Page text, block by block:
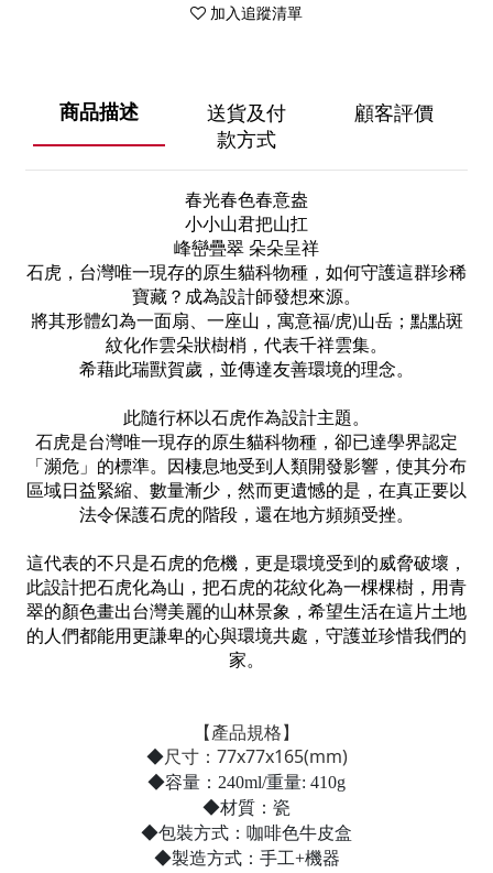
加入追蹤清單
商品描述
送貨及付
款方式
顧客評價
春光春色春意盎
小小山君把山扛
峰巒疊翠 朵朵呈祥
石虎，台灣唯一現存的原生貓科物種，如何守護這群珍稀
寶藏？成為設計師發想來源。
將其形體幻為一面扇、一座山，寓意福/虎)山岳；點點斑
紋化作雲朵狀樹梢，代表千祥雲集。
希藉此瑞獸賀歲，並傳達友善環境的理念。
此隨行杯以石虎作為設計主題。
石虎是台灣唯一現存的原生貓科物種，卻已達學界認定
「瀕危」的標準。因棲息地受到人類開發影響，使其分布
區域日益緊縮、數量漸少，然而更遺憾的是，在真正要以
法令保護石虎的階段，還在地方頻頻受挫。
這代表的不只是石虎的危機，更是環境受到的威脅破壞，
此設計把石虎化為山，把石虎的花紋化為一棵棵樹，用青
翠的顏色畫出台灣美麗的山林景象，希望生活在這片土地
的人們都能用更謙卑的心與環境共處，守護並珍惜我們的
家。
【產品規格】
◆尺寸：77x77x165(mm)
◆容量：240ml/重量: 410g
◆材質：瓷
◆包裝方式：咖啡色牛皮盒
◆製造方式：手工+機器